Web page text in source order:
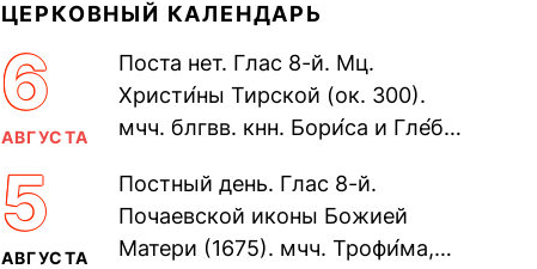
ЦЕРКОВНЫЙ КАЛЕНДАРЬ
6
АВГУСТА
Поста нет. Глас 8-й. Мц.
Христи́ны Тирской (ок. 300).
мчч. блгвв. кнн. Бори́са и Гле́ба,
Дави́да (1015). Прп....
5
АВГУСТА
Постный день. Глас 8-й.
Почаевской иконы Божией
Матери (1675). мчч. Трофи́ма,